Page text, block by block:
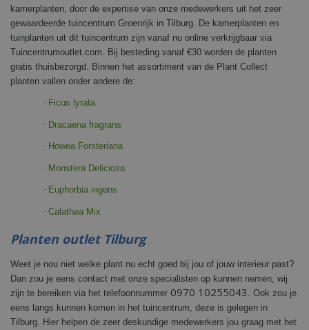
kamerplanten, door de expertise van onze medewerkers uit het zeer
gewaardeerde tuincentrum Groenrijk in Tilburg. De kamerplanten en
tuinplanten uit dit tuincentrum zijn vanaf nu online verkrijgbaar via
Tuincentrumoutlet.com. Bij besteding vanaf €30 worden de planten
gratis thuisbezorgd. Binnen het assortiment van de Plant Collect
planten vallen onder andere de:
· Ficus lyrata
· Dracaena fragrans
· Howea Forsteriana
· Monstera Deliciosa
· Euphorbia ingens
· Calathea Mix
Planten outlet Tilburg
Weet je nou niet welke plant nu echt goed bij jou of jouw interieur past?
Dan zou je eens contact met onze specialisten op kunnen nemen, wij
zijn te bereiken via het telefoonnummer 0970 10255043
. Ook zou je
eens langs kunnen komen in het tuincentrum, deze is gelegen in
Tilburg. Hier helpen de zeer deskundige medewerkers jou graag met het